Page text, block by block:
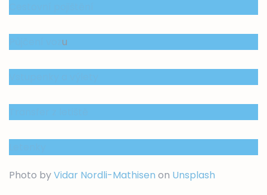
u
Photo byVidar Nordli-Mathisen on Unsplash